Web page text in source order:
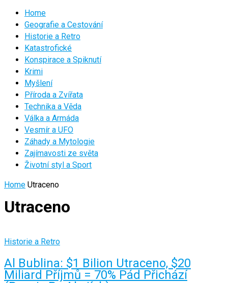
Home
Geografie a Cestování
Historie a Retro
Katastrofické
Konspirace a Spiknutí
Krimi
Myšlení
Příroda a Zvířata
Technika a Věda
Válka a Armáda
Vesmír a UFO
Záhady a Mytologie
Zajímavosti ze světa
Životní styl a Sport
Home Utraceno
Utraceno
Historie a Retro
Al Bublina: $1 Bilion Utraceno, $20
Miliard Příjmů = 70% Pád Přichází